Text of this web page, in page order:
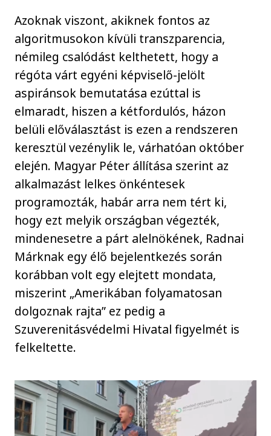
Azoknak viszont, akiknek fontos az
algoritmusokon kívüli transzparencia,
némileg csalódást kelthetett, hogy a
régóta várt egyéni képviselő-jelölt
aspiránsok bemutatása ezúttal is
elmaradt, hiszen a kétfordulós, házon
belüli előválasztást is ezen a rendszeren
keresztül vezénylik le, várhatóan október
elején. Magyar Péter állítása szerint az
alkalmazást lelkes önkéntesek
programozták, habár arra nem tért ki,
hogy ezt melyik országban végezték,
mindenesetre a párt alelnökének, Radnai
Márknak egy élő bejelentkezés során
korábban volt egy elejtett mondata,
miszerint „Amerikában folyamatosan
dolgoznak rajta” ez pedig a
Szuverenitásvédelmi Hivatal figyelmét is
felkeltette.